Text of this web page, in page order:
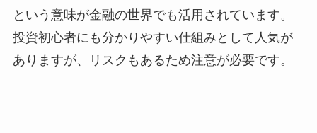
という意味が金融の世界でも活用されています。
投資初心者にも分かりやすい仕組みとして人気が
ありますが、リスクもあるため注意が必要です。